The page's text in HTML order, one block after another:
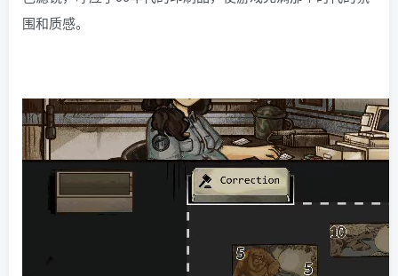
围和质感。